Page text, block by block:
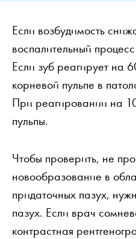
Если возбудимость
воспалительный
Если зуб реагирует на
корневой пульпе в
При реагировании на
пульпы.
Чтобы проверить, не
новообразование в
придаточных пазух,
пазух. Если врач
контрастная